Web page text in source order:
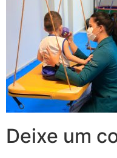
Deixe um